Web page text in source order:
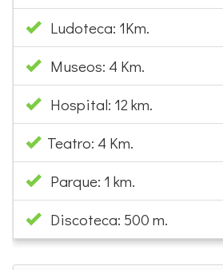
Ludoteca: 1Km.
Museos: 4 Km.
Hospital: 12 km.
Teatro: 4 Km.
Parque: 1 km.
Discoteca: 500 m.